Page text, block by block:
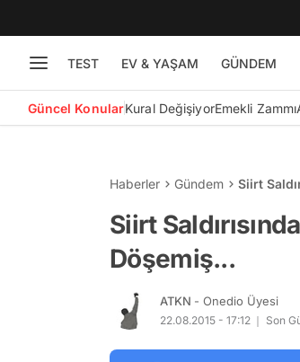
TEST EV & YAŞAM GÜNDEM
Güncel KonularKural DeğişiyorEmekli Zammı
Haberler Gündem Siirt
Siirt
Döşemiş...
ATKN - Onedio Üyesi
22.08.2015 - 17:12 Son